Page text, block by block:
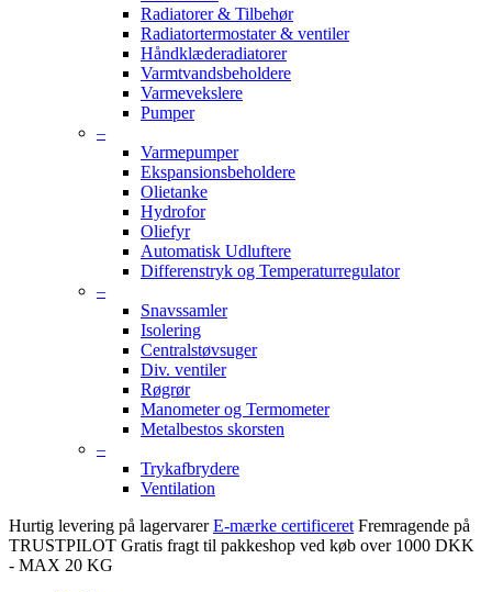
Radiatorer & Tilbehør
Radiatortermostater & ventiler
Håndklæderadiatorer
Varmtvandsbeholdere
Varmevekslere
Pumper
–
Varmepumper
Ekspansionsbeholdere
Olietanke
Hydrofor
Oliefyr
Automatisk Udluftere
Differenstryk og Temperaturregulator
–
Snavssamler
Isolering
Centralstøvsuger
Div. ventiler
Røgrør
Manometer og Termometer
Metalbestos skorsten
–
Trykafbrydere
Ventilation
Hurtig levering på lagervarer E-mærke certificeret Fremragende på
TRUSTPILOT Gratis fragt til pakkeshop ved køb over 1000 DKK
- MAX 20 KG